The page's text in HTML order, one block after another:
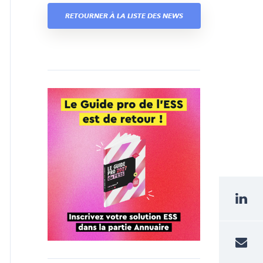
RETOURNER À LA LISTE DES NEWS